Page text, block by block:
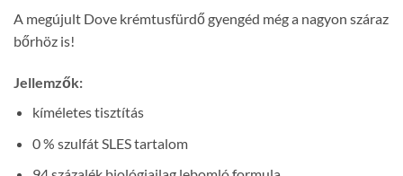
A megújult Dove krémtusfürdő gyengéd még a nagyon száraz
bőrhöz is!
Jellemzők:
kíméletes tisztítás
0 % szulfát SLES tartalom